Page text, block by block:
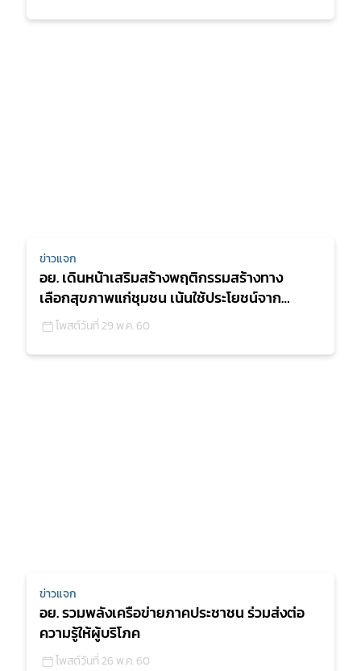
ข่าวแจก
อย. เดินหน้าเสริมสร้างพฤติกรรมสร้างทาง
เลือกสุขภาพแก่ชุมชน เน้นใช้ประโยชน์จาก
ฉลากอาหารอย่างฉลาด เพื่อลดโรค NCDs ภาย
ใต้โครงการอาหารปลอดภัย
โพสต์วันที่ 29 พ.ค. 60
ข่าวแจก
อย. รวมพลังเครือข่ายภาคประชาชน ร่วมส่งต่อ
ความรู้ให้ผู้บริโภค
โพสต์วันที่ 26 พ.ค. 60